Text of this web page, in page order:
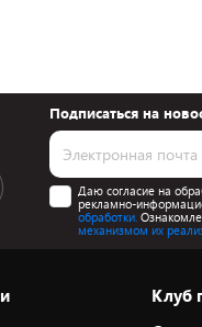
Подписаться на
Даю согласие на
рекламно-
обработки.
механизмом их
Клуб